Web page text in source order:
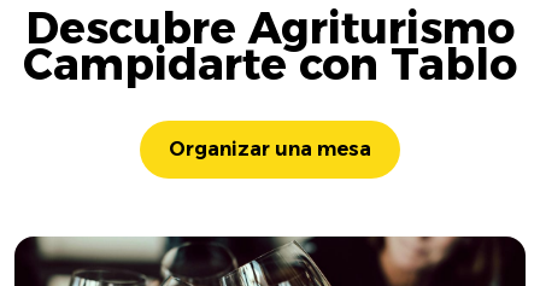
Descubre Agriturismo
Campidarte con Tablo
Organizar una mesa